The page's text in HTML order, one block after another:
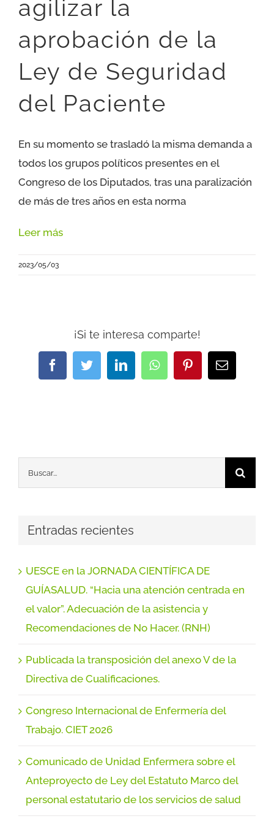
I JORNADA CIENTÍFICA UESCE
CONTACTO
agilizar la
aprobación de la
Ley de Seguridad
del Paciente
En su momento se trasladó la misma demanda a
todos los grupos políticos presentes en el
Congreso de los Diputados, tras una paralización
de más de tres años en esta norma
Leer más
2023/05/03
¡Si te interesa comparte!
FacebookTwitterLinkedInWhatsAppPinterestCorreo
Entradas recientes
UESCE en la JORNADA CIENTÍFICA DE
GUÍASALUD. “Hacia una atención centrada en
el valor”. Adecuación de la asistencia y
Recomendaciones de No Hacer. (RNH)
Publicada la transposición del anexo V de la
Directiva de Cualificaciones.
Congreso Internacional de Enfermería del
Trabajo. CIET 2026
Comunicado de Unidad Enfermera sobre el
Anteproyecto de Ley del Estatuto Marco del
personal estatutario de los servicios de salud